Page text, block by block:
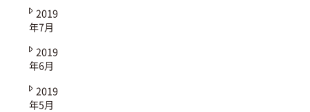
2019
年7月
2019
年6月
2019
年5月